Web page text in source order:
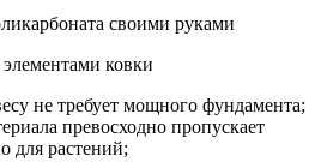
ковки
не требует мощного фундамента;
превосходно пропускает
для растений;